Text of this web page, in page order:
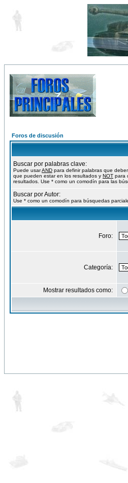
Foros de discusión
Buscar por palabras clave:
Puede usarAND para definir palabras que
que pueden estar en los resultados y NOT para
resultados. Use * como un comodín para las
Buscar por Autor:
Use * como un comodín para búsquedas
Foro:
Categoría:
Mostrar resultados como: